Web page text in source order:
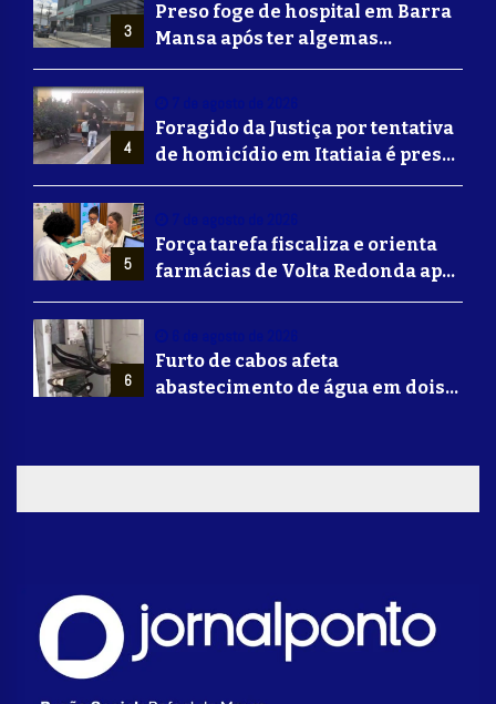
3
Preso foge de hospital em Barra
Mansa após ter algemas
retiradas para usar banheiro
4
Foragido da Justiça por tentativa
de homicídio em Itatiaia é preso
em Volta Redonda
5
Força tarefa fiscaliza e orienta
farmácias de Volta Redonda após
alerta de falsificação de
6
Furto de cabos afeta
abastecimento de água em dois